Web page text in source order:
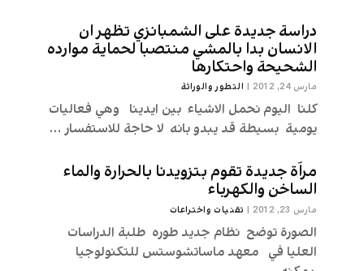
دراسة جديدة على الشمبانزي تظهر ان
الانسان بدا بالمشي منتصبا لحماية موارده
الشحيحة واحتكارها
مارس 24, 2012 | التطور والوراثة
كلنا اليوم نحمل الاشياء بين ايدينا وهي فعاليات
يومية بسيطة قد يبدو بانه لا حاجة للاستفسار ...
مراَة جديدة تقوم بتزويدنا بالحرارة والماء
الساخن والكهرباء
مارس 23, 2012 | تقنیات واختراعات
الصورة توضح نظام جديد طوره طلبة الدراسات
العليا في معهد ماساتشوستس للتكنولوجيا